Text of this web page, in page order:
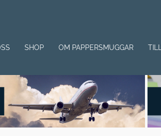
SHOP OM PAPPERSMUGGAR